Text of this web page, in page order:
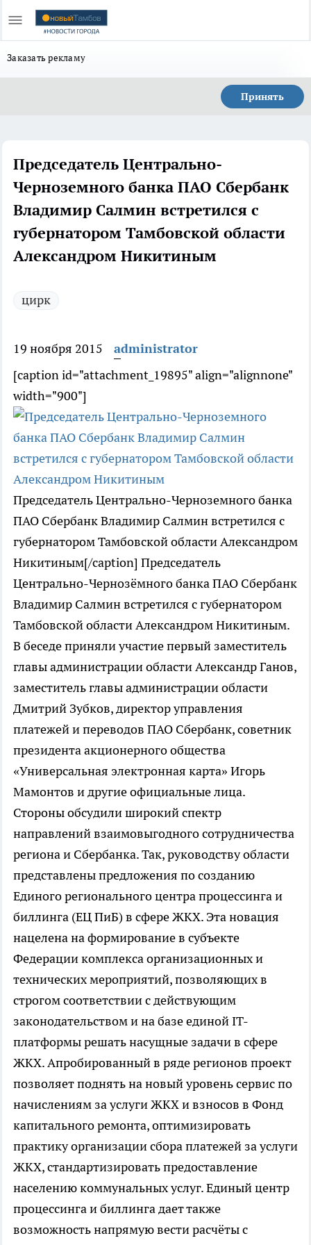
Заказать рекламу
Принять
Председатель Центрально-
Черноземного банка ПАО Сбербанк
Владимир Салмин встретился с
губернатором Тамбовской области
Александром Никитиным
цирк
19 ноября 2015
administrator
[caption id="attachment_19895" align="alignnone"
width="900"]
Председатель Центрально-Черноземного банка
ПАО Сбербанк Владимир Салмин встретился с
губернатором Тамбовской области Александром
Никитиным[/caption] Председатель
Центрально-Чернозёмного банка ПАО Сбербанк
Владимир Салмин встретился с губернатором
Тамбовской области Александром Никитиным.
В беседе приняли участие первый заместитель
главы администрации области Александр Ганов,
заместитель главы администрации области
Дмитрий Зубков, директор управления
платежей и переводов ПАО Сбербанк, советник
президента акционерного общества
«Универсальная электронная карта» Игорь
Мамонтов и другие официальные лица.
Стороны обсудили широкий спектр
направлений взаимовыгодного сотрудничества
региона и Сбербанка. Так, руководству области
представлены предложения по созданию
Единого регионального центра процессинга и
биллинга (ЕЦ ПиБ) в сфере ЖКХ. Эта новация
нацелена на формирование в субъекте
Федерации комплекса организационных и
технических мероприятий, позволяющих в
строгом соответствии с действующим
законодательством и на базе единой IT-
платформы решать насущные задачи в сфере
ЖКХ. Апробированный в ряде регионов проект
позволяет поднять на новый уровень сервис по
начислениям за услуги ЖКХ и взносов в Фонд
капитального ремонта, оптимизировать
практику организации сбора платежей за услуги
ЖКХ, стандартизировать предоставление
населению коммунальных услуг. Единый центр
процессинга и биллинга дает также
возможность напрямую вести расчёты с